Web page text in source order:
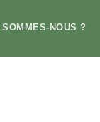
NOUS ?